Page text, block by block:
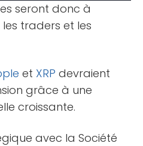
seront donc à
traders et les
et XRP devraient
grâce à une
croissante.
avec la Société